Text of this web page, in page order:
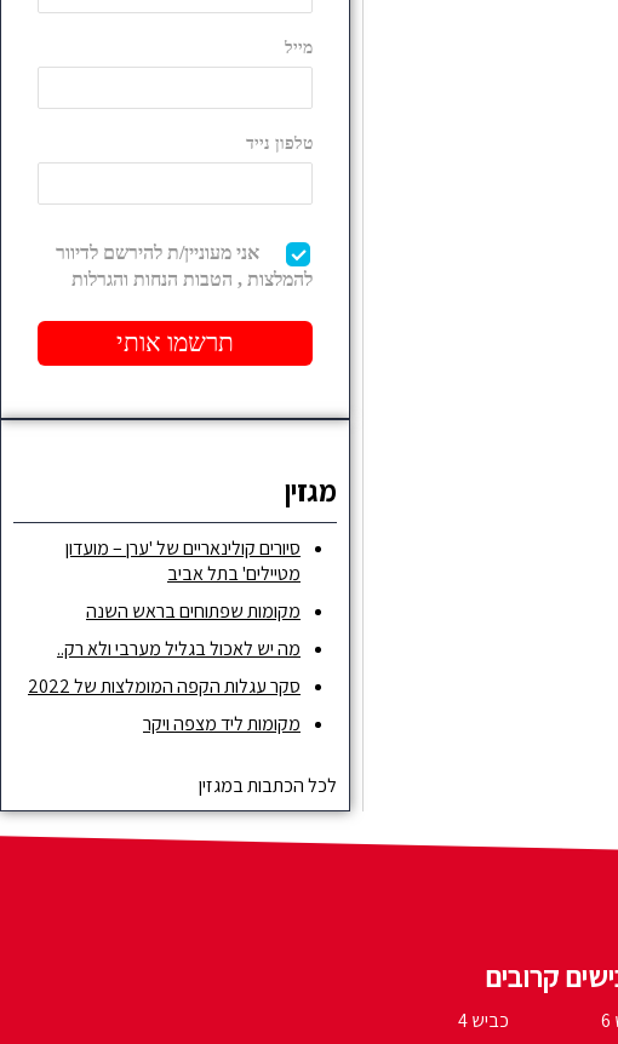
מגזין
סיורים קולינאריים של 'ערן – מועדון
מטיילים' בתל אביב
מקומות שפתוחים בראש השנה
מה יש לאכול בגליל מערבי ולא רק..
סקר עגלות הקפה המומלצות של 2022
מקומות ליד מצפה ויקר
לכל הכתבות במגזין
קרובים
כביש 4